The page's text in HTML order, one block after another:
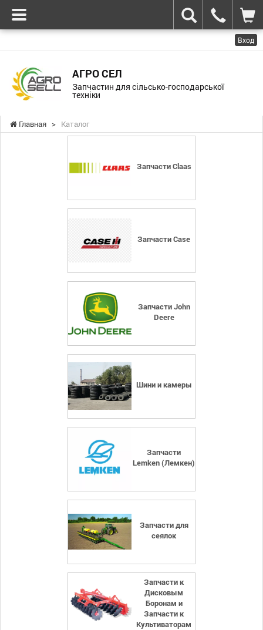
Вход
АГРО СЕЛ
Запчастин для сільсько-господарської
техніки
Главная > Каталог
Запчасти Claas
Запчасти Case
Запчасти John
Deere
Шини и камеры
Запчасти
Lemken (Лемкен)
Запчасти для
сеялок
Запчасти к
Дисковым
Боронам и
Запчасти к
Культиваторам